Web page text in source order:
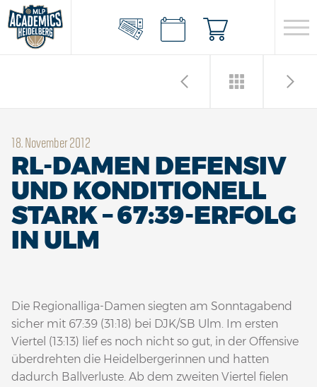
18. November 2012
RL-DAMEN DEFENSIV
UND KONDITIONELL
STARK – 67:39-ERFOLG
IN ULM
Die Regionalliga-Damen siegten am Sonntagabend
sicher mit 67:39 (31:18) bei DJK/SB Ulm. Im ersten
Viertel (13:13) lief es noch nicht so gut, in der Offensive
überdrehten die Heidelbergerinnen und hatten
dadurch Ballverluste. Ab dem zweiten Viertel fielen